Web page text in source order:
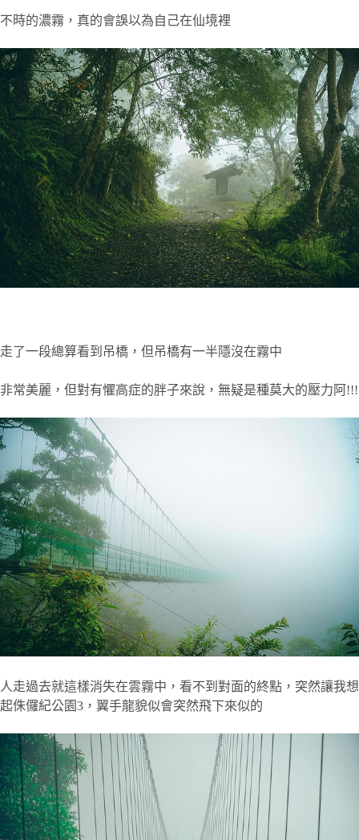
不時的濃霧，真的會誤以為自己在仙境裡
走了一段總算看到吊橋，但吊橋有一半隱沒在霧中
非常美麗，但對有懼高症的胖子來說，無疑是種莫大的壓力阿!!!
人走過去就這樣消失在雲霧中，看不到對面的終點，突然讓我想
起侏儸紀公園3，翼手龍貌似會突然飛下來似的